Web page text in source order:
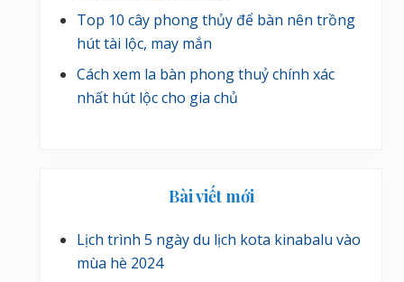
Top 10 cây phong thủy để bàn nên trồng
hút tài lộc, may mắn
Cách xem la bàn phong thuỷ chính xác
nhất hút lộc cho gia chủ
Bài viết mới
Lịch trình 5 ngày du lịch kota kinabalu vào
mùa hè 2024